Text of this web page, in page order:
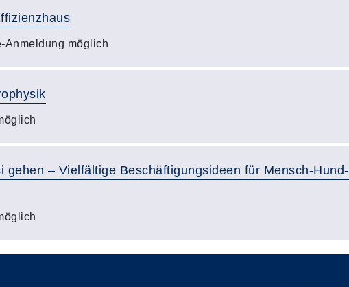
Anmeldung möglich
gehen – Vielfältige Beschäftigungsideen für Mensch-Hund-